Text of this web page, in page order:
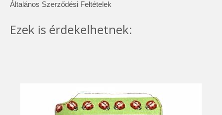
Általános Szerződési Feltételek
Ezek is érdekelhetnek: